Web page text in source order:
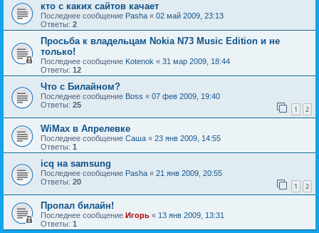
кто с каких сайтов качает
Последнее сообщение Pasha « 02 май 2009, 23:13
Ответы: 2
Просьба к владельцам Nokia N73 Music Edition и не
только!
Последнее сообщение Kotenok « 31 мар 2009, 18:44
Ответы: 12
Что с Билайном?
Последнее сообщение Boss « 07 фев 2009, 19:40
Ответы: 25 1 2
WiMax в Апрелевке
Последнее сообщение Саша « 23 янв 2009, 14:55
Ответы: 1
icq на samsung
Последнее сообщение Pasha « 21 янв 2009, 20:55
Ответы: 20 1 2
Пропал билайн!
Последнее сообщение Игорь « 13 янв 2009, 13:31
Ответы: 1